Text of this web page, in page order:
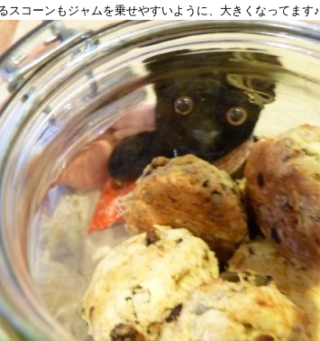
スコーンもジャムを乗せやすいように、大きくなってます♪